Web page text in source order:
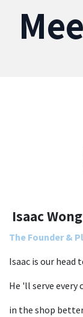
Isaac Wong
The Founder &
Isaac is our head
He 'll serve
in the shop